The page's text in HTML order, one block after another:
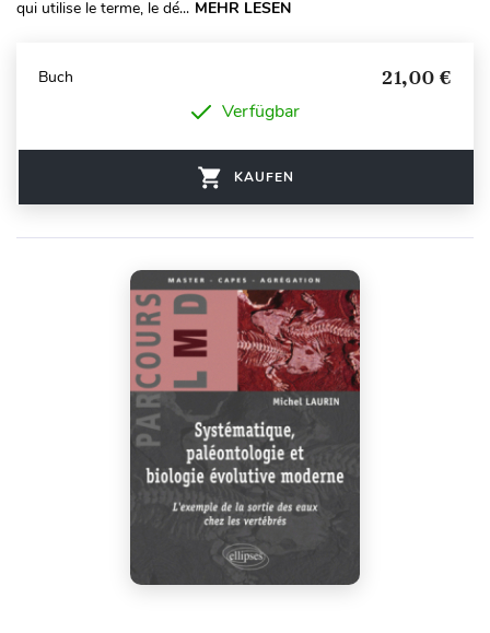
qui utilise le terme, le dé... MEHR LESEN
Buch 21,00 €
Verfügbar
KAUFEN